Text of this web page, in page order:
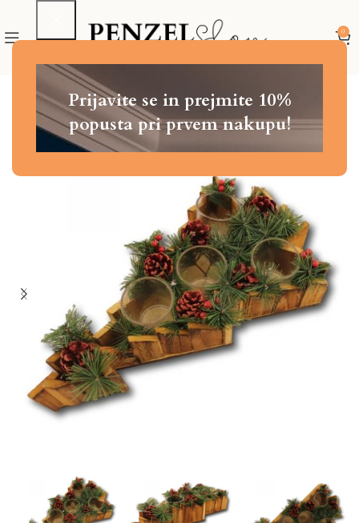
Prijavite se in prejmite 10%
popusta pri prvem nakupu!
0
Božična namizna dekoracija Namizni adventni venček